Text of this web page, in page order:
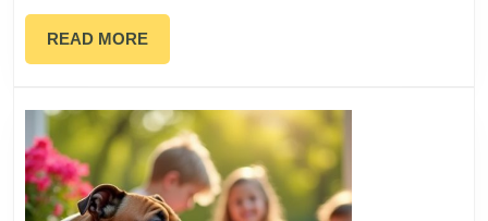
READ MOREREAD
MORE